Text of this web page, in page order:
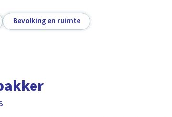
Bevolking en ruimte